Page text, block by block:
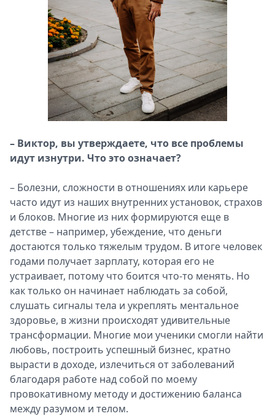
– Виктор, вы утверждаете, что все проблемы
идут изнутри. Что это означает?
– Болезни, сложности в отношениях или карьере
часто идут из наших внутренних установок, страхов
и блоков. Многие из них формируются еще в
детстве – например, убеждение, что деньги
достаются только тяжелым трудом. В итоге человек
годами получает зарплату, которая его не
устраивает, потому что боится что-то менять. Но
как только он начинает наблюдать за собой,
слушать сигналы тела и укреплять ментальное
здоровье, в жизни происходят удивительные
трансформации. Многие мои ученики смогли найти
любовь, построить успешный бизнес, кратно
вырасти в доходе, излечиться от заболеваний
благодаря работе над собой по моему
провокативному методу и достижению баланса
между разумом и телом.